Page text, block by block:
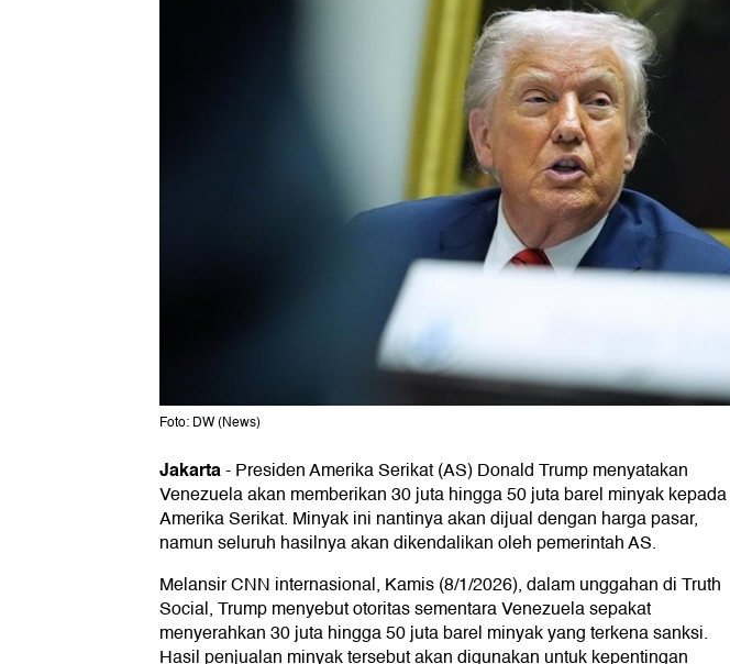
Foto: DW (News)
Jakarta-Presiden Amerika Serikat (AS) Donald Trump menyatakan
Venezuela akan memberikan 30 juta hingga 50 juta barel minyak kepada
Amerika Serikat. Minyak ini nantinya akan dijual dengan harga pasar,
namun seluruh hasilnya akan dikendalikan oleh pemerintah AS.
Melansir CNN internasional, Kamis (8/1/2026), dalam unggahan di Truth
Social, Trump menyebut otoritas sementara Venezuela sepakat
menyerahkan 30 juta hingga 50 juta barel minyak yang terkena sanksi.
Hasil penjualan minyak tersebut akan digunakan untuk kepentingan